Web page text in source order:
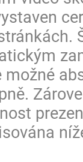
možné